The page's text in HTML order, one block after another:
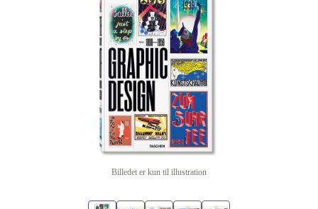
Billedet er kun til illustration